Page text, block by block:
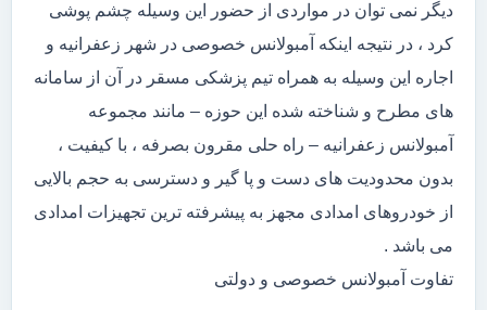
دیگر نمی توان در مواردی از حضور این وسیله چشم پوشی
کرد ، در نتیجه اینکه آمبولانس خصوصی در شهر زعفرانیه و
اجاره این وسیله به همراه تیم پزشکی مسقر در آن از سامانه
های مطرح و شناخته شده این حوزه – مانند مجموعه
آمبولانس زعفرانیه – راه حلی مقرون بصرفه ، با کیفیت ،
بدون محدودیت های دست و پا گیر و دسترسی به حجم بالایی
از خودروهای امدادی مجهز به پیشرفته ترین تجهیزات امدادی
می باشد .
تفاوت آمبولانس خصوصی و دولتی